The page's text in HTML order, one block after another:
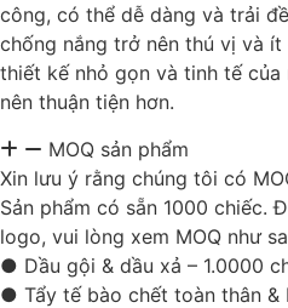
công, có thể dễ dàng và trải
chống nắng trở nên thú vị và
thiết kế nhỏ gọn và tinh tế
nên thuận tiện hơn.
MOQ sản phẩm
Xin lưu ý rằng chúng tôi có
Sản phẩm có sẵn 1000 chiếc.
logo, vui lòng xem MOQ như
● Dầu gội & dầu xả – 1.0000
● Tẩy tế bào chết toàn thân &